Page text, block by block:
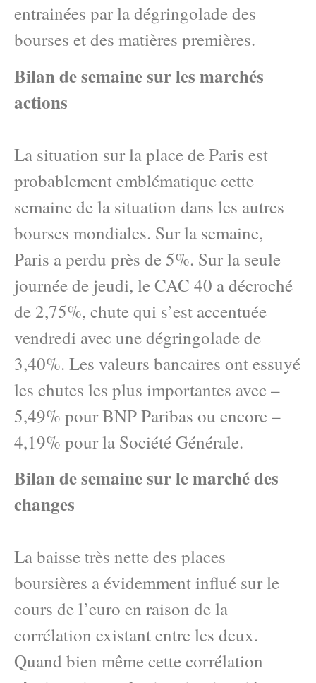
entrainées par la dégringolade des
bourses et des matières premières.
Bilan de semaine sur les marchés
actions
La situation sur la place de Paris est
probablement emblématique cette
semaine de la situation dans les autres
bourses mondiales. Sur la semaine,
Paris a perdu près de 5%. Sur la seule
journée de jeudi, le CAC 40 a décroché
de 2,75%, chute qui s’est accentuée
vendredi avec une dégringolade de
3,40%. Les valeurs bancaires ont essuyé
les chutes les plus importantes avec –
5,49% pour BNP Paribas ou encore –
4,19% pour la Société Générale.
Bilan de semaine sur le marché des
changes
La baisse très nette des places
boursières a évidemment influé sur le
cours de l’euro en raison de la
corrélation existant entre les deux.
Quand bien même cette corrélation